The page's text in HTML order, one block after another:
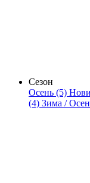
Сезон
Осень (5)
(4) Зима /